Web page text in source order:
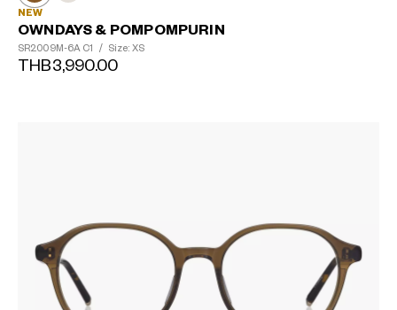
NEW
OWNDAYS & POMPOMPURIN
SR2009M-6A C1 / Size: XS
THB3,990.00